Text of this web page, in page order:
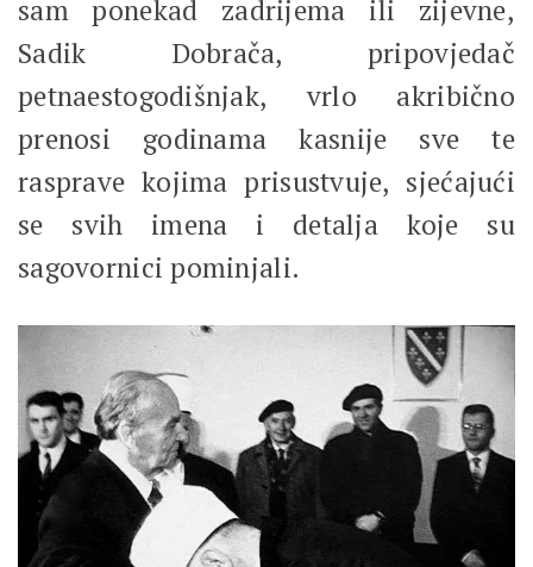
sam ponekad zadrijema ili zijevne,
Sadik Dobrača, pripovjedač
petnaestogodišnjak, vrlo akribično
prenosi godinama kasnije sve te
rasprave kojima prisustvuje, sjećajući
se svih imena i detalja koje su
sagovornici pominjali.